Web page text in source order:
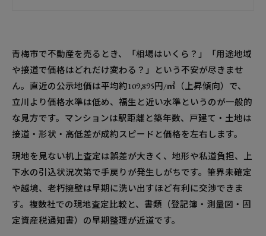
一戸建てやマンション・土地の最新動向と価格
エリア特性や生活利便性が相場に影響する理由
を紐解く
用途地域や接道・高低差が青梅市不動産売却の流動
接道義務や道路種別の押さえておくべきポイン
ト
敷地形状・高低差・擁壁リスクを見極めるプロ
の目線
青梅市で不動産を売るとき、「相場はいくら？」「用途地域
や接道で価格はどれだけ変わる？」という不安が尽きませ
ん。直近の公示地価は平均約109,895円/㎡（上昇傾向）で、
立川より価格水準は低め、福生と近い水準というのが一般的
な見方です。マンションは駅距離と築年数、戸建て・土地は
接道・形状・高低差が成約スピードと価格を左右します。
現地を見ない机上査定は誤差が大きく、地形や私道負担、上
下水の引込状況次第で手戻りが発生しがちです。筆界未確定
や越境、老朽擁壁は早期に洗い出すほど有利に交渉できま
す。複数社での現地査定比較と、書類（登記簿・測量図・固
定資産税通知書）の早期整理が近道です。